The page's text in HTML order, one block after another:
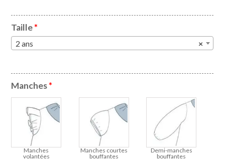
Taille*
×
2 ans
Manches*
Manches
volantées
Manches courtes
bouffantes
Demi-manches
bouffantes